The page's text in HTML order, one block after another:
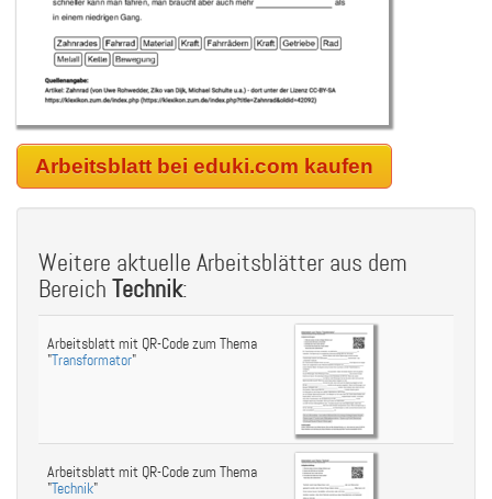
Arbeitsblatt bei eduki.com kaufen
Weitere aktuelle Arbeitsblätter aus dem
Bereich Technik:
Arbeitsblatt mit QR-Code zum Thema
"Transformator"
Arbeitsblatt mit QR-Code zum Thema
"Technik"